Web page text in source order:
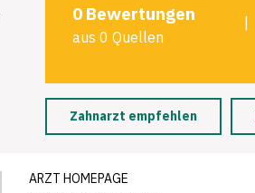
0 Bewertungen
aus 0 Quellen
Zahnarzt empfehlen
ARZT HOMEPAGE